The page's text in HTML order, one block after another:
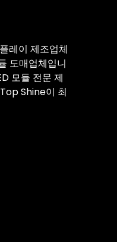
레이 제조업체
도매업체입니
모듈 전문 제
Shine이 최